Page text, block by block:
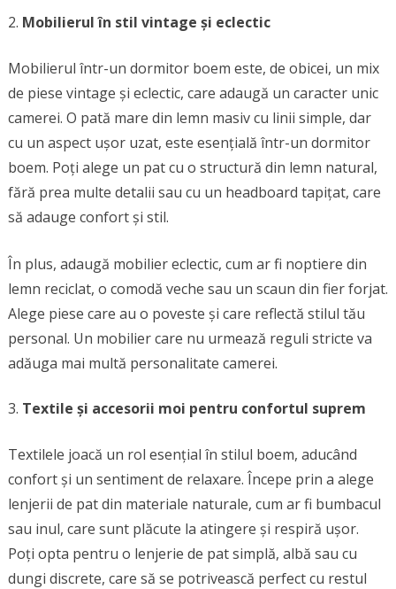
Mobilierul în stil vintage și eclectic
Mobilierul într-un dormitor boem este, de obicei, un mix
de piese vintage și eclectic, care adaugă un caracter unic
camerei. O pată mare din lemn masiv cu linii simple, dar
cu un aspect ușor uzat, este esențială într-un dormitor
boem. Poți alege un pat cu o structură din lemn natural,
fără prea multe detalii sau cu un headboard tapițat, care
să adauge confort și stil.
În plus, adaugă mobilier eclectic, cum ar fi noptiere din
lemn reciclat, o comodă veche sau un scaun din fier forjat.
Alege piese care au o poveste și care reflectă stilul tău
personal. Un mobilier care nu urmează reguli stricte va
adăuga mai multă personalitate camerei.
Textile și accesorii moi pentru confortul suprem
Textilele joacă un rol esențial în stilul boem, aducând
confort și un sentiment de relaxare. Începe prin a alege
lenjerii de pat din materiale naturale, cum ar fi bumbacul
sau inul, care sunt plăcute la atingere și respiră ușor.
Poți opta pentru o lenjerie de pat simplă, albă sau cu
dungi discrete, care să se potrivească perfect cu restul